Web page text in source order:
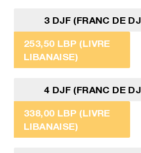
3 DJF (FRANC DE
253,50 LBP (LIVRE
LIBANAISE)
4 DJF (FRANC DE
338,00 LBP (LIVRE
LIBANAISE)